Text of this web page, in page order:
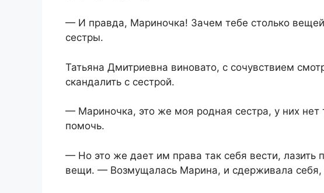
— И правда, Мариночка! Зачем тебе столько
сестры.
Татьяна Дмитриевна виновато, с сочувствием
скандалить с сестрой.
— Мариночка, это же моя родная сестра, у них
помочь.
— Но это же дает им права так себя вести,
вещи. — Возмущалась Марина, и сдерживала себя,